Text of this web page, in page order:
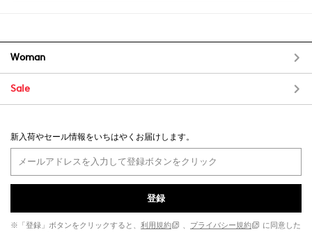
Woman
Sale
新入荷やセール情報をいちはやくお届けします。
登録
※「登録」ボタンをクリックすると、 利用規約 、 プライバシー規約
に同意した